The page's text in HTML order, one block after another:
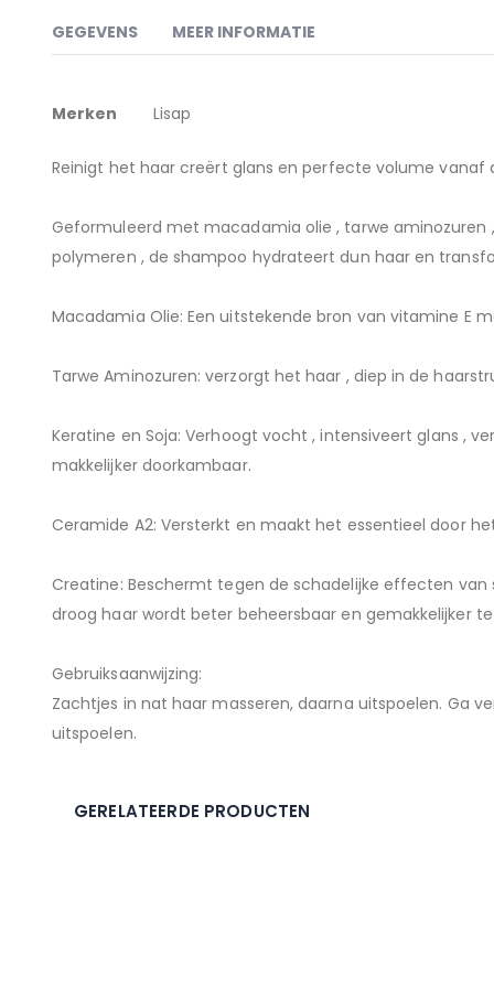
het
begin
afbeeldingen-
GEGEVENS
Lisap Fashion Light Shampoo
Reinigt het haar creërt glans en perfecte volume vanaf
Geformuleerd met macadamia olie , tarwe aminozuren
polymeren , de shampoo hydrateert dun haar en
Macadamia Olie: Een uitstekende bron van vitamine E
Tarwe Aminozuren: verzorgt het haar , diep in de
Keratine en Soja: Verhoogt vocht , intensiveert glans ,
makkelijker doorkambaar.
Ceramide A2: Versterkt en maakt het essentieel door
Creatine: Beschermt tegen de schadelijke effecten
droog haar wordt beter beheersbaar en gemakkelijker
Gebruiksaanwijzing:
Zachtjes in nat haar masseren, daarna uitspoelen. Ga
uitspoelen.
MEER INFORMATIE
Meer
Merken Lisap
GERELATEERDE PRODUCTEN